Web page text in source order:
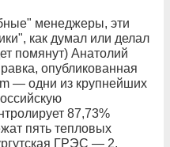
менеджеры, эти
как думал или делал
помянут) Анатолий
опубликованная
— одни из крупнейших
87,73%
пять тепловых
ГРЭС — 2,